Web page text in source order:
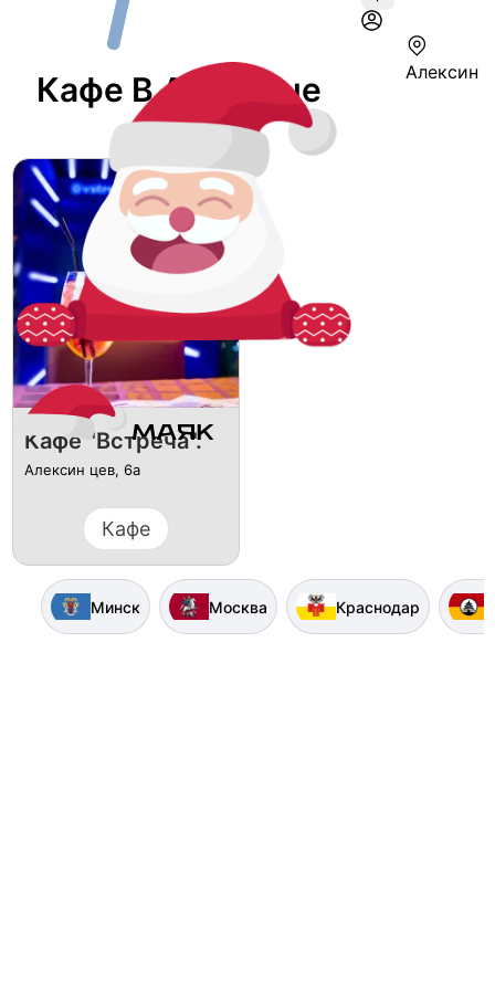
Алексин
Кафе В Алексине
Кафе "Встреча".
Алексин цев, 6а
Кафе
Минск Москва Краснодар